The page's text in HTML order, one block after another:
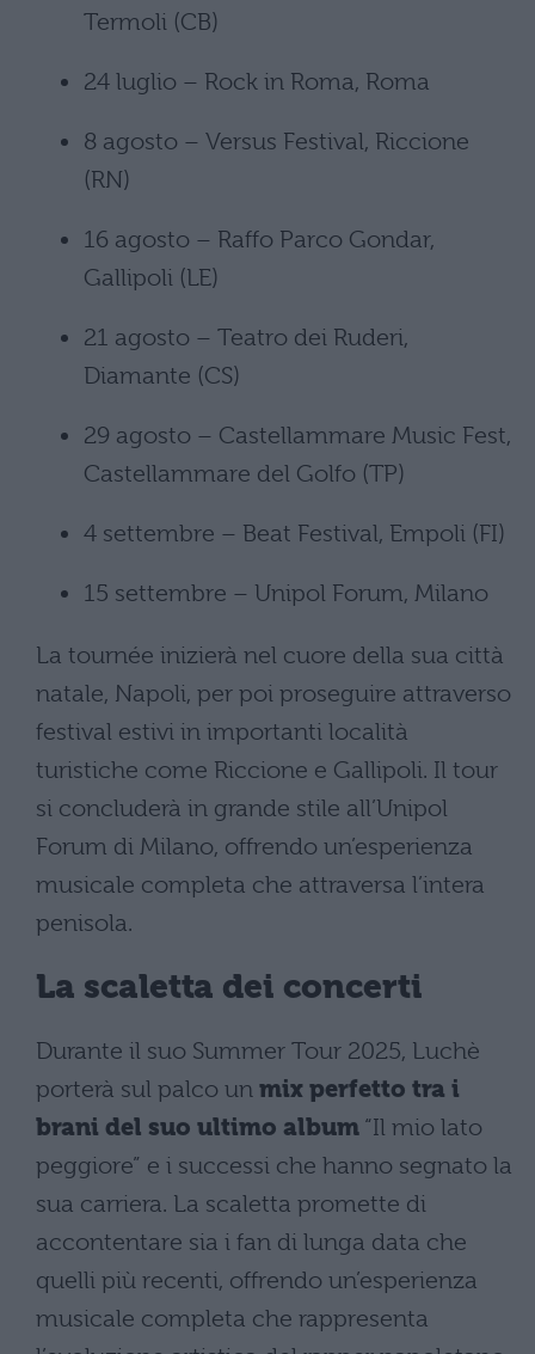
Termoli (CB)
24 luglio – Rock in Roma, Roma
8 agosto – Versus Festival, Riccione
(RN)
16 agosto – Raffo Parco Gondar,
Gallipoli (LE)
21 agosto – Teatro dei Ruderi,
Diamante (CS)
29 agosto – Castellammare Music Fest,
Castellammare del Golfo (TP)
4 settembre – Beat Festival, Empoli (FI)
15 settembre – Unipol Forum, Milano
La tournée inizierà nel cuore della sua città
natale, Napoli, per poi proseguire attraverso
festival estivi in importanti località
turistiche come Riccione e Gallipoli. Il tour
si concluderà in grande stile all’Unipol
Forum di Milano, offrendo un’esperienza
musicale completa che attraversa l’intera
penisola.
La scaletta dei concerti
Durante il suo Summer Tour 2025, Luchè
porterà sul palco un mix perfetto tra i
brani del suo ultimo album “Il mio lato
peggiore” e i successi che hanno segnato la
sua carriera. La scaletta promette di
accontentare sia i fan di lunga data che
quelli più recenti, offrendo un’esperienza
musicale completa che rappresenta